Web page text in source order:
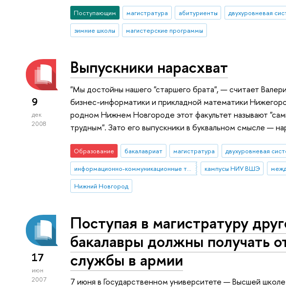
Поступающим магистратура абитуриенты
зимние школы
магистерские программы
9
дек
2008
Выпускники нарасхват
"Мы достойны нашего "старшего брата", — считает
бизнес-информатики и прикладной математики
родном Нижнем Новгороде этот факультет называют
трудным". Зато его выпускники в буквальном смысле —
Образование бакалавриат магистратура
информационно-коммуникационные технологии
кампусы НИУ ВШЭ
Нижний Новгород
17
июн
2007
Поступая в магистратуру
бакалавры должны получать
службы в армии
7 июня в Государственном университете — Высшей